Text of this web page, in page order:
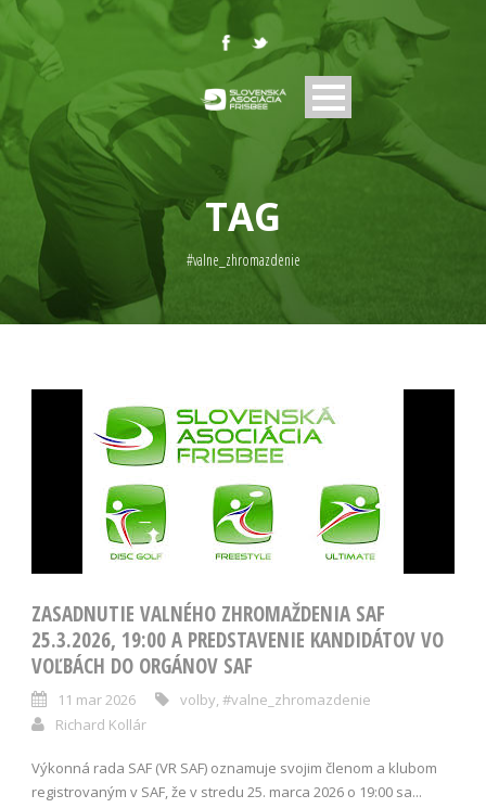
TAG
#valne_zhromazdenie
ZASADNUTIE VALNÉHO ZHROMAŽDENIA SAF
25.3.2026, 19:00 A PREDSTAVENIE KANDIDÁTOV VO
VOĽBÁCH DO ORGÁNOV SAF
11 mar 2026 volby, #valne_zhromazdenie
Richard Kollár
Výkonná rada SAF (VR SAF) oznamuje svojim členom a klubom
registrovaným v SAF, že v stredu 25. marca 2026 o 19:00 sa...